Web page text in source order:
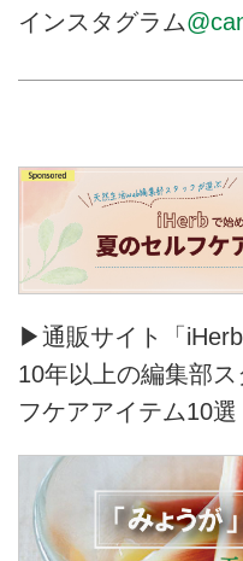
インスタグラム
▶通販サイト「
10年以上の編集部
フケアアイテム10選